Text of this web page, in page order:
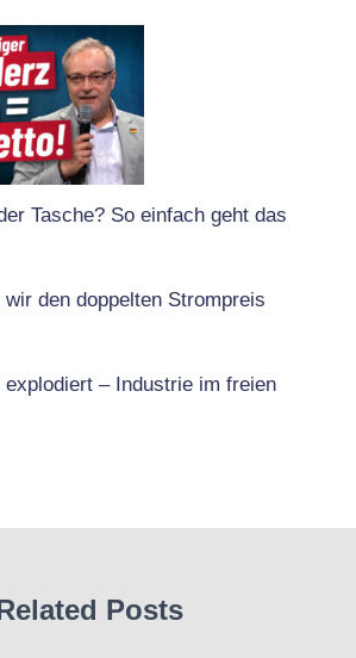
Tasche? So einfach geht das
wir den doppelten Strompreis
explodiert – Industrie im freien
Posts